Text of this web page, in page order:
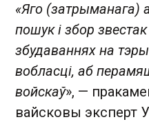
«Яго (затрыманага)
пошук і збор
збудаваннях на
вобласці, аб
войскаў», —
вайсковы эксперт